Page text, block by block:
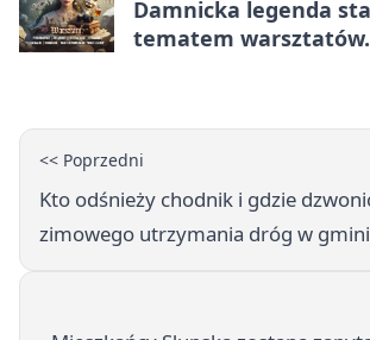
Damnicka legenda
tematem warsztatów.
<< Poprzedni
Kto odśnieży chodnik i gdzie
zimowego utrzymania dróg w